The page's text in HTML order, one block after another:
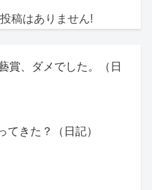
稿はありません!
賞、ダメでした。（日
てきた？（日記）